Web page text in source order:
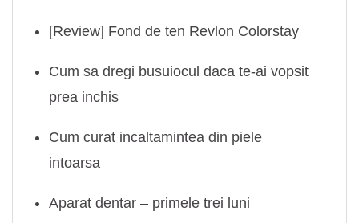
[Review] Fond de ten Revlon Colorstay
Cum sa dregi busuiocul daca te-ai vopsit
prea inchis
Cum curat incaltamintea din piele
intoarsa
Aparat dentar – primele trei luni